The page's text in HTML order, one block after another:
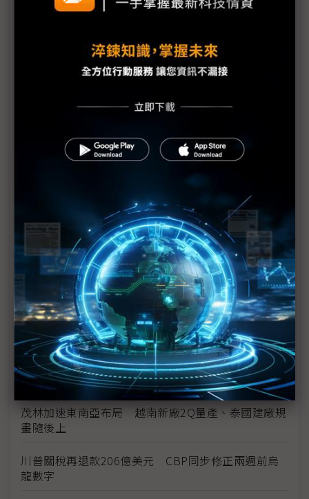
有望優於1H
朋程擴產搶攻高效車用元件市場 AI伺服器與HVDC
模組拚2027放量
洲市佔首破15%
裕融嚴陳莉蓮：汽車、出行與用車事業的協同發展
AI應用與綠能發展推動創新
回應232關稅優惠上路 東陽：對台灣汽車零件產業
新纖：地緣風險是危機也是轉機 三大布局推進成長
台美投資MOU關稅優惠先落地 汽車零組件15%、航
空零件迎近乎免稅
中資背景也能過關 Volvo獲白宮豁免可繼續在美賣
車
裕隆國產、外銷同步並進 嚴陳莉蓮：AI賦能強化核
心競爭力與轉型
茂林加速東南亞布局 越南新廠2Q量產、泰國建廠規
畫隨後上
川普關稅再退款206億美元 CBP同步修正兩週前烏
龍數字